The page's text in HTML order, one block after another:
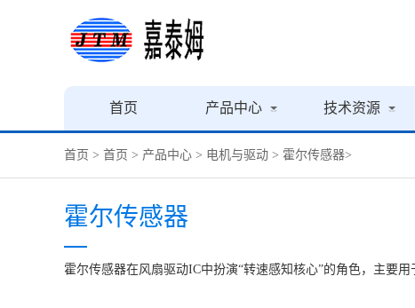
首页 产品中心 技术资源
首页 > 首页 > 产品中心 > 电机与驱动 > 霍尔传感器>
霍尔传感器
霍尔传感器‌在风扇驱动IC中扮演“转速感知核心”的角色，主要